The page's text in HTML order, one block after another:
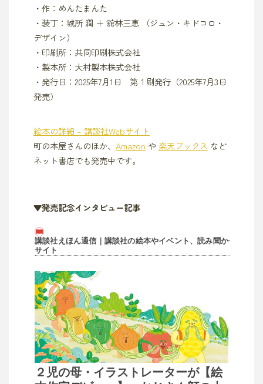
・作：めんたまんた
・装丁：城所 潤 ＋ 舘林三恵 （ジュン・キドコロ・
デザイン）
・印刷所：共同印刷株式会社
・製本所：大村製本株式会社
・発行日：2025年7月1日 第１刷発行（2025年7月3日
発売）
絵本の詳細 – 講談社Webサイト
町の本屋さんのほか、 Amazon や 楽天ブックス など
ネット書店でも発売中です。
▼発売記念インタビュー記事